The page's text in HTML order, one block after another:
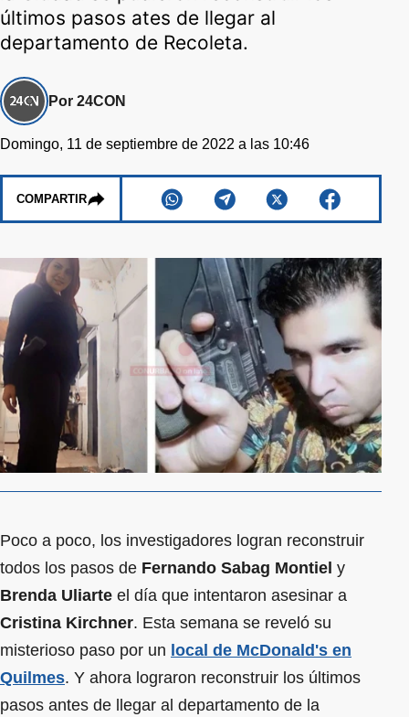
últimos pasos ates de llegar al
departamento de Recoleta.
Por 24CON
Domingo, 11 de septiembre de 2022 a las 10:46
COMPARTIR
Poco a poco, los investigadores logran reconstruir
todos los pasos de Fernando Sabag Montiel y
Brenda Uliarte el día que intentaron asesinar a
Cristina Kirchner. Esta semana se reveló su
misterioso paso por un local de McDonald's en
Quilmes. Y ahora lograron reconstruir los últimos
pasos antes de llegar al departamento de la